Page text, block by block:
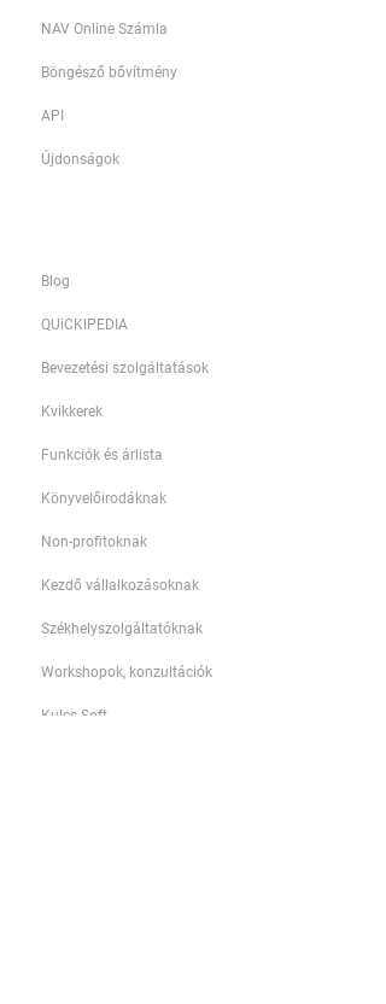
NAV Online Számla
Böngésző bővítmény
API
Újdonságok
Blog
QUiCKIPEDIA
Bevezetési szolgáltatások
Kvikkerek
Funkciók és árlista
Könyvelőirodáknak
Non-profitoknak
Kezdő vállalkozásoknak
Székhelyszolgáltatóknak
Workshopok, konzultációk
Kulcs-Soft